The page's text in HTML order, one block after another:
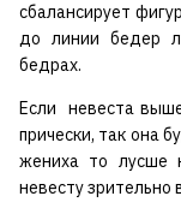
сбалансирует
до линии бедер
бедрах.
Если невеста
прически, так она
жениха то лусше
невесту зрительно